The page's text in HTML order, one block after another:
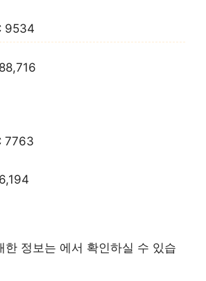
9534
7763
한 정보는 에서 확인하실 수 있습